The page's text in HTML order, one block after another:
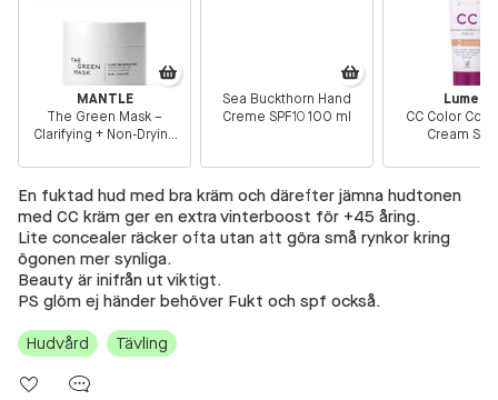
Sök i communityt...
👋Är du ny på Communityt?
igång!
Hem
Beauty Talks
Alla inlägg
Beauty Chatroom
Beauty Kits
MANTLE
The Green Mask –
Clarifying + Non-Drying
Sea Buckthorn Hand
Creme SPF10 100 ml
Lumene
CC Color
Cream
En fuktad hud med bra kräm och därefter jämna hudtonen
med CC kräm ger en extra vinterboost för +45 åring.
Lite concealer räcker ofta utan att göra små rynkor kring
ögonen mer synliga.
Beauty är inifrån ut viktigt.
PS glöm ej händer behöver Fukt och spf också.
Hudvård
Tävling